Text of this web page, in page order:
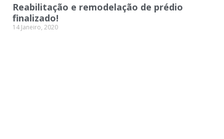
Reabilitação e remodelação de prédio
finalizado!
14 Janeiro, 2020